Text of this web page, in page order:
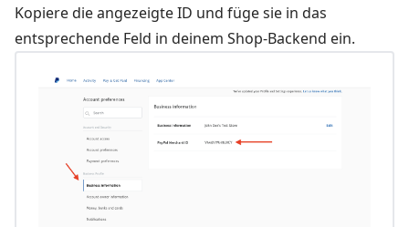
Kopiere die angezeigte ID und füge sie in das
entsprechende Feld in deinem Shop-Backend ein.